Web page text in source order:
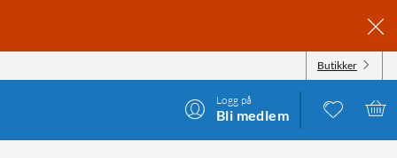
Butikker
Logg på
Bli medlem